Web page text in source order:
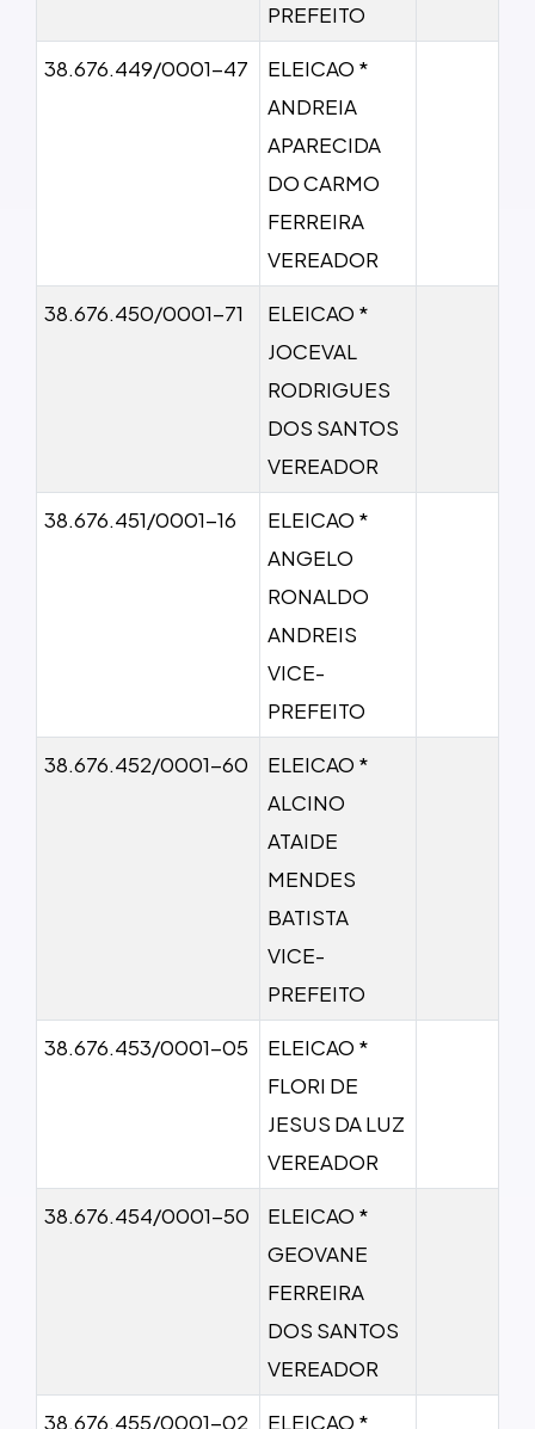
PREFEITO
38.676.449/0001-47
ELEICAO *
ANDREIA
APARECIDA
DO CARMO
FERREIRA
VEREADOR
38.676.450/0001-71
ELEICAO *
JOCEVAL
RODRIGUES
DOS SANTOS
VEREADOR
38.676.451/0001-16
ELEICAO *
ANGELO
RONALDO
ANDREIS
VICE-
PREFEITO
38.676.452/0001-60
ELEICAO *
ALCINO
ATAIDE
MENDES
BATISTA
VICE-
PREFEITO
38.676.453/0001-05
ELEICAO *
FLORI DE
JESUS DA LUZ
VEREADOR
38.676.454/0001-50
ELEICAO *
GEOVANE
FERREIRA
DOS SANTOS
VEREADOR
38.676.455/0001-02
ELEICAO *